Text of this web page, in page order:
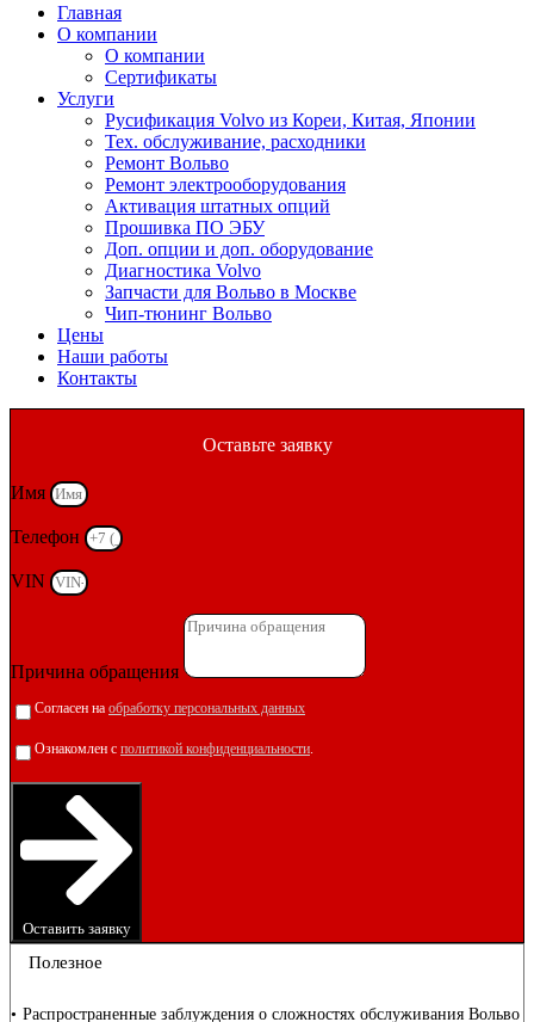
Главная
О компании
О компании
Сертификаты
Услуги
Русификация Volvo из Кореи, Китая, Японии
Тех. обслуживание, расходники
Ремонт Вольво
Ремонт электрооборудования
Активация штатных опций
Прошивка ПО ЭБУ
Доп. опции и доп. оборудование
Диагностика Volvo
Запчасти для Вольво в Москве
Чип-тюнинг Вольво
Цены
Наши работы
Контакты
Оставьте заявку
Имя
Телефон
VIN
Причина обращения
Согласен на обработку персональных данных
Ознакомлен с политикой конфиденциальности.
Оставить заявку
Полезное
Распространенные заблуждения о сложностях обслуживания Вольво